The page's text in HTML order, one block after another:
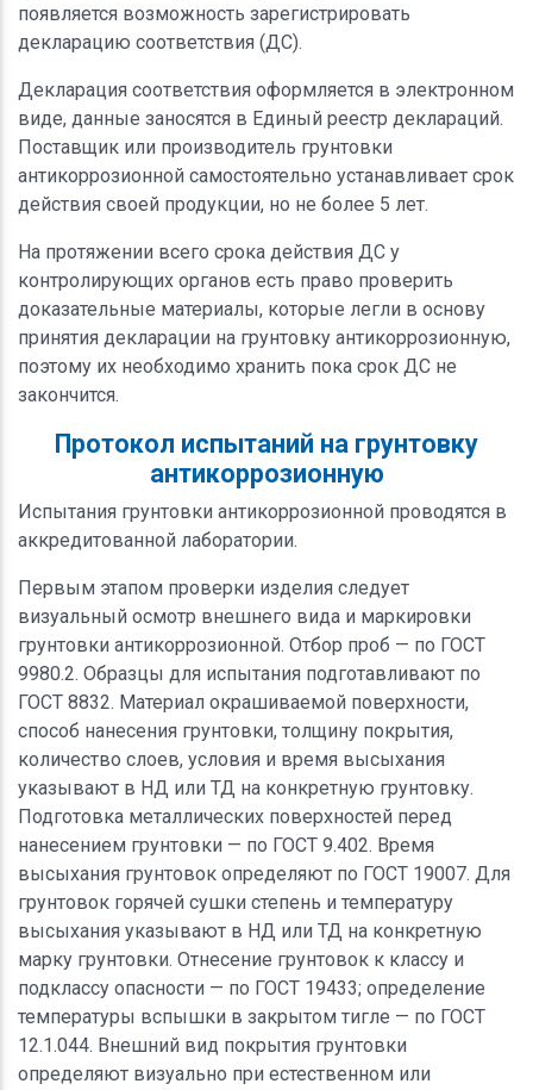
появляется возможность зарегистрировать
декларацию соответствия (ДС).
Декларация соответствия оформляется в электронном
виде, данные заносятся в Единый реестр деклараций.
Поставщик или производитель грунтовки
антикоррозионной самостоятельно устанавливает срок
действия своей продукции, но не более 5 лет.
На протяжении всего срока действия ДС у
контролирующих органов есть право проверить
доказательные материалы, которые легли в основу
принятия декларации на грунтовку антикоррозионную,
поэтому их необходимо хранить пока срок ДС не
закончится.
Протокол испытаний на грунтовку
антикоррозионную
Испытания грунтовки антикоррозионной проводятся в
аккредитованной лаборатории.
Первым этапом проверки изделия следует
визуальный осмотр внешнего вида и маркировки
грунтовки антикоррозионной. Отбор проб — по ГОСТ
9980.2. Образцы для испытания подготавливают по
ГОСТ 8832. Материал окрашиваемой поверхности,
способ нанесения грунтовки, толщину покрытия,
количество слоев, условия и время высыхания
указывают в НД или ТД на конкретную грунтовку.
Подготовка металлических поверхностей перед
нанесением грунтовки — по ГОСТ 9.402. Время
высыхания грунтовок определяют по ГОСТ 19007. Для
грунтовок горячей сушки степень и температуру
высыхания указывают в НД или ТД на конкретную
марку грунтовки. Отнесение грунтовок к классу и
подклассу опасности — по ГОСТ 19433; определение
температуры вспышки в закрытом тигле — по ГОСТ
12.1.044. Внешний вид покрытия грунтовки
определяют визуально при естественном или